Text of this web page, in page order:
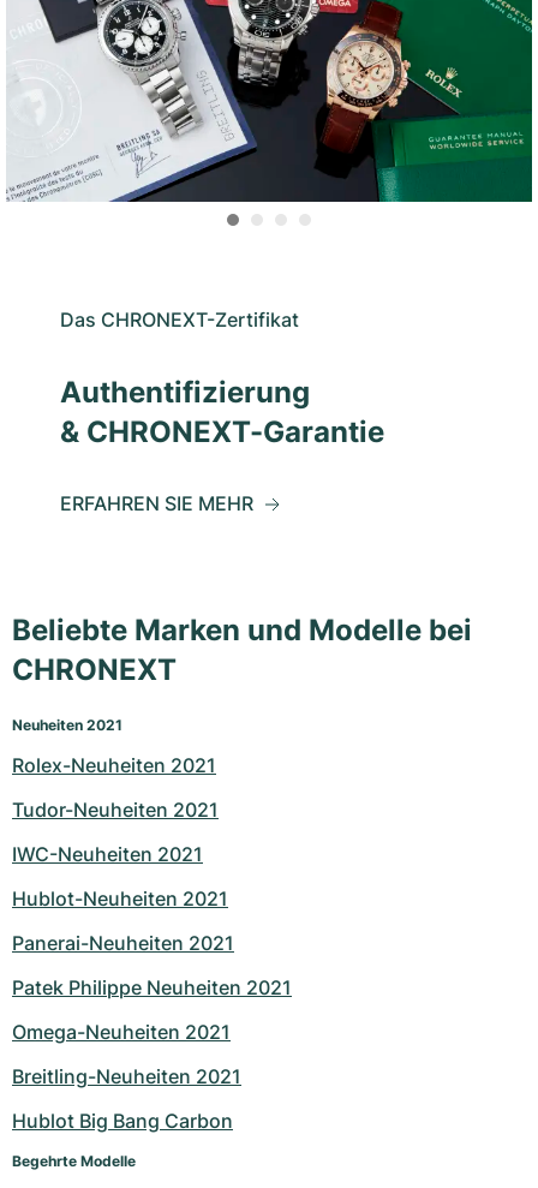
Das CHRONEXT-Zertifikat
Authentifizierung
& CHRONEXT-Garantie
ERFAHREN SIE MEHR
Beliebte Marken und Modelle bei
CHRONEXT
Neuheiten 2021
Rolex-Neuheiten 2021
Tudor-Neuheiten 2021
IWC-Neuheiten 2021
Hublot-Neuheiten 2021
Panerai-Neuheiten 2021
Patek Philippe Neuheiten 2021
Omega-Neuheiten 2021
Breitling-Neuheiten 2021
Hublot Big Bang Carbon
Begehrte Modelle